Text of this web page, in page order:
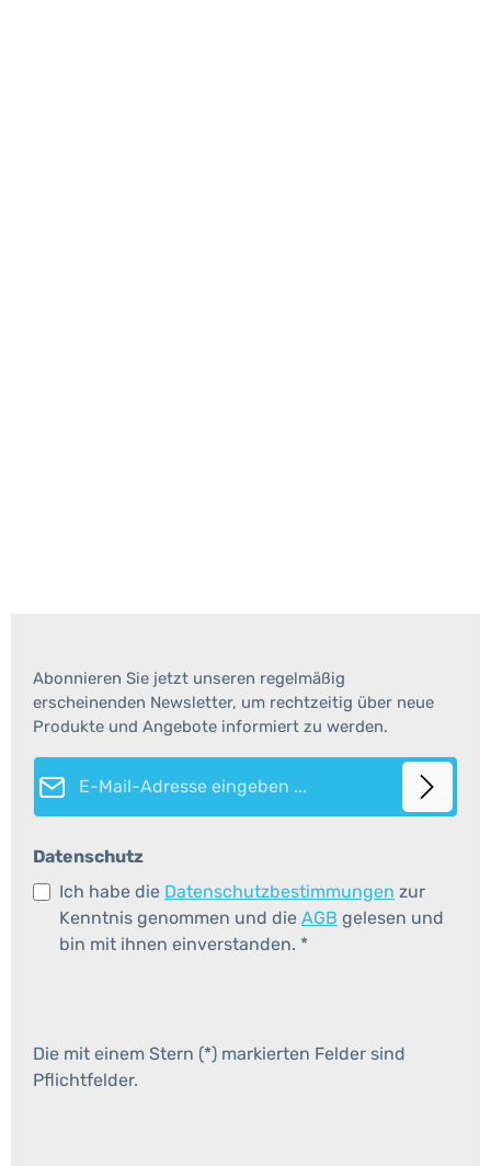
Abonnieren Sie jetzt unseren regelmäßig
erscheinenden Newsletter, um rechtzeitig über neue
Produkte und Angebote informiert zu werden.
E-Mail-Adresse*
Datenschutz
Ich habe die Datenschutzbestimmungen zur
Kenntnis genommen und die AGB gelesen und
bin mit ihnen einverstanden. *
Die mit einem Stern (*) markierten Felder sind
Pflichtfelder.